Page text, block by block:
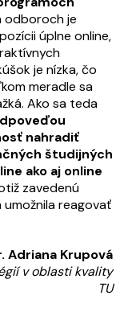
odboroch je
úplne online,
je nízka, čo
meradle sa
Ako sa teda
nahradiť
študijných
ako aj online
zavedenú
umožnila reagovať
Adriana Krupová
v oblasti kvality
TU